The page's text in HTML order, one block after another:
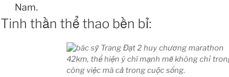
Nam.
Tinh thần thể thao bền bỉ: